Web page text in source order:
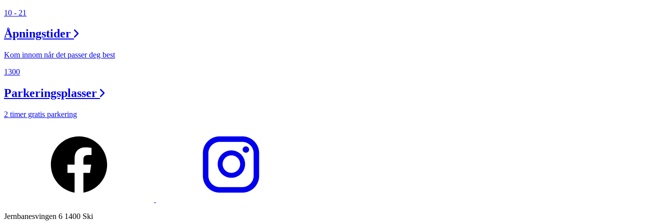
10 - 21
Åpningstider
Kom innom når det passer deg best
1300
Parkeringsplasser
2 timer gratis parkering
Jernbanesvingen 6 1400 Ski